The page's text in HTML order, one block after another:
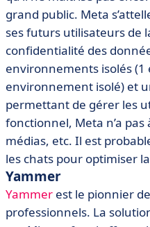
grand public. Meta
ses futurs utilisateurs de
confidentialité des
environnements isolés (1
environnement isolé) et
permettant de gérer les
fonctionnel, Meta n’a
médias, etc. Il est
les chats pour optimiser
Yammer
Yammer est le pionnier
professionnels. La